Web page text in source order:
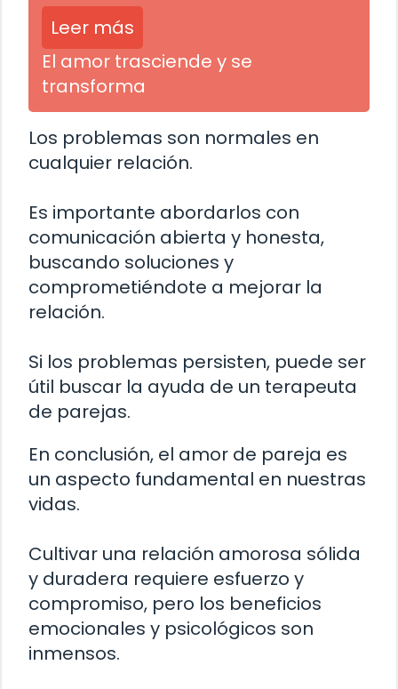
Leer más
El amor trasciende y se
transforma
Los problemas son normales en
cualquier relación.
Es importante abordarlos con
comunicación abierta y honesta,
buscando soluciones y
comprometiéndote a mejorar la
relación.
Si los problemas persisten, puede ser
útil buscar la ayuda de un terapeuta
de parejas.
En conclusión, el amor de pareja es
un aspecto fundamental en nuestras
vidas.
Cultivar una relación amorosa sólida
y duradera requiere esfuerzo y
compromiso, pero los beneficios
emocionales y psicológicos son
inmensos.